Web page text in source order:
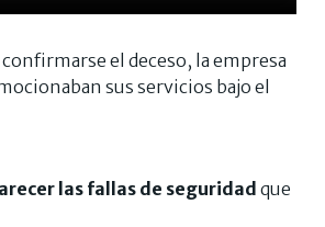
el deceso, la empresa
sus servicios bajo el
las fallas de seguridad que